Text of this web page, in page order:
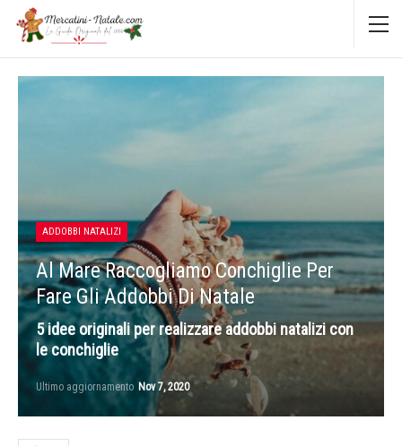
ADDOBBI NATALIZI
Al Mare Raccogliamo Conchiglie Per
Fare Gli Addobbi Di Natale
5 idee originali per realizzare addobbi natalizi con
le conchiglie
Ultimo aggiornamento Nov 7, 2020